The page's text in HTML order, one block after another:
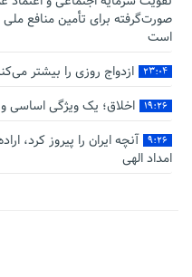
صورت‌گرفته برای تأمین منافع
است
۲۳:۰۴ ازدواج روزی را بیشتر
۱۹:۲۶ اخلاق؛ یک ویژگی اساسی
۹:۲۶
آنچه ایران را پیروز کرد،
امداد الهی